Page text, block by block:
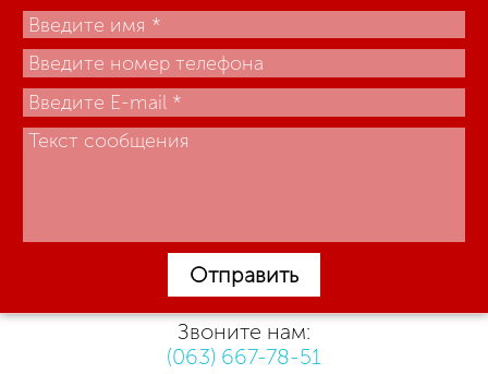
Отправить
Звоните нам:
(063) 667-78-51